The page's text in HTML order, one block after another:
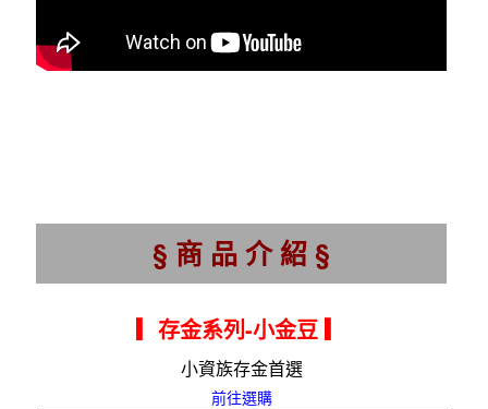
§ 商 品 介 紹 §
▎存金系列-小金豆 ▎
小資族存金首選
前往選購